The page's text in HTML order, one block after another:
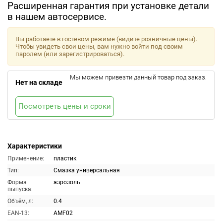
Расширенная гарантия при установке детали
в нашем автосервисе.
Характеристики
Применение:
пластик
Тип:
Смазка универсальная
Форма
выпуска:
аэрозоль
Объём, л:
0.4
EAN-13:
AMF02
Вы работаете в гостевом режиме (видите розничные цены).
Чтобы увидеть свои цены, вам нужно войти под своим
паролем (или зарегистрироваться).
Нет на складе
Мы можем привезти данный товар под заказ.
Посмотреть цены и сроки